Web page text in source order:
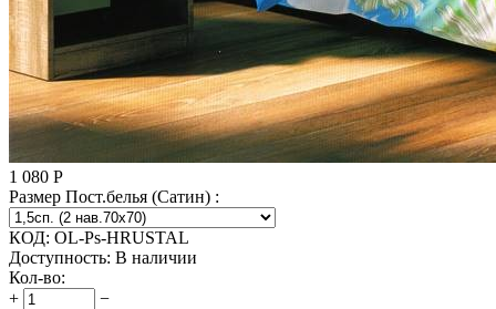
1 080 Р
Размер Пост.белья (Сатин) :
КОД: OL-Ps-HRUSTAL
Доступность: В наличии
Кол-во:
+
−